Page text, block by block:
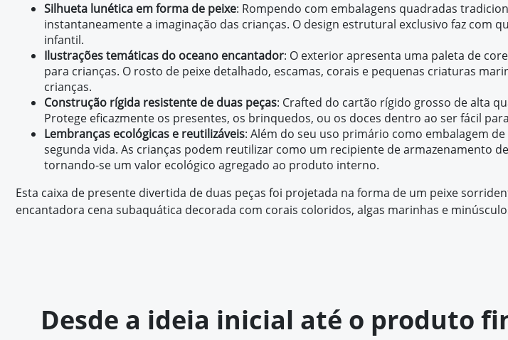
Silhueta lunética em forma de peixe: Rompendo com embalagens quadradas
instantaneamente a imaginação das crianças. O design estrutural exclusivo faz com
infantil.
Ilustrações temáticas do oceano encantador: O exterior apresenta uma paleta de
para crianças. O rosto de peixe detalhado, escamas, corais e pequenas criaturas
crianças.
Construção rígida resistente de duas peças: Crafted do cartão rígido grosso de alta
Protege eficazmente os presentes, os brinquedos, ou os doces dentro ao ser fácil
Lembranças ecológicas e reutilizáveis: Além do seu uso primário como embalagem
segunda vida. As crianças podem reutilizar como um recipiente de armazenamento
tornando-se um valor ecológico agregado ao produto interno.
Esta caixa de presente divertida de duas peças foi projetada na forma de um peixe
encantadora cena subaquática decorada com corais coloridos, algas marinhas e
Desde a ideia inicial até o produto